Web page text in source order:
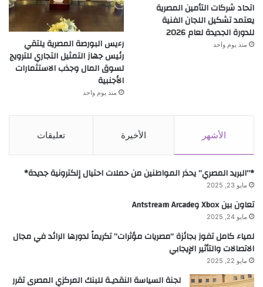
اتحاد شركات التأمين المصرية
يعتمد تشكيل اللجان الفنية
للدورة الجديدة لعام 2026
منذ يوم واحد
رءيس البورصة المصرية يلتقي
رئيس جهاز التمثيل التجاري للترويج
لسوق المال وجذب الاستثمارات
الأجنبية
منذ يوم واحد
الأشهر الأخيرة تعليقات
*”البريد المصري” يحذر المواطنين من حملات احتيال إلكترونية جديدة*
مايو 23, 2025
تعاون بين Xbox وAntstream Arcade
مايو 24, 2025
لمياء كامل تفوز بجائزة “مصريات مؤثرات” تكريماً لدورها الرائد في مجال
الاتصالات والتأثير الإيجابي
مايو 22, 2025
لجنة السياسة النقديـة للبنك المركزي المصرى تقرر